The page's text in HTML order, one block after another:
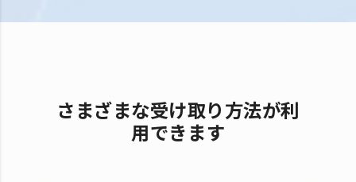
さまざまな受け取り方法が利
用できます